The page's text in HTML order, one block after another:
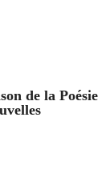
de la Poésie